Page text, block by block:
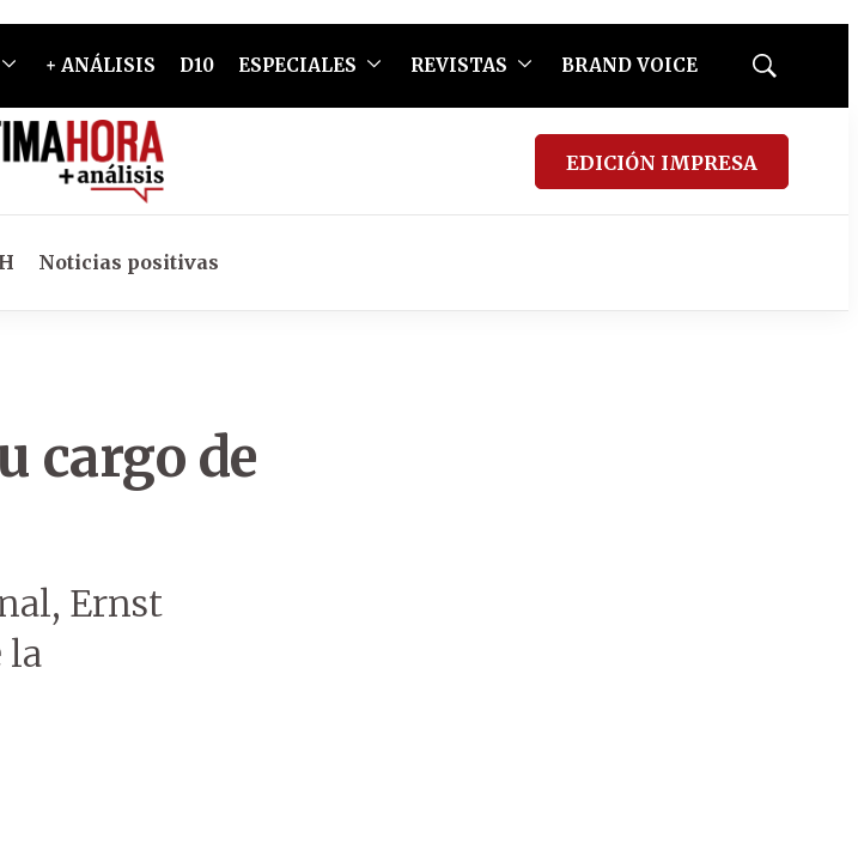
+ ANÁLISIS D10 ESPECIALES REVISTAS BRAND VOICE
Mostrar
EDICIÓN IMPRESA
Noticias positivas
cargo de
Ernst
la